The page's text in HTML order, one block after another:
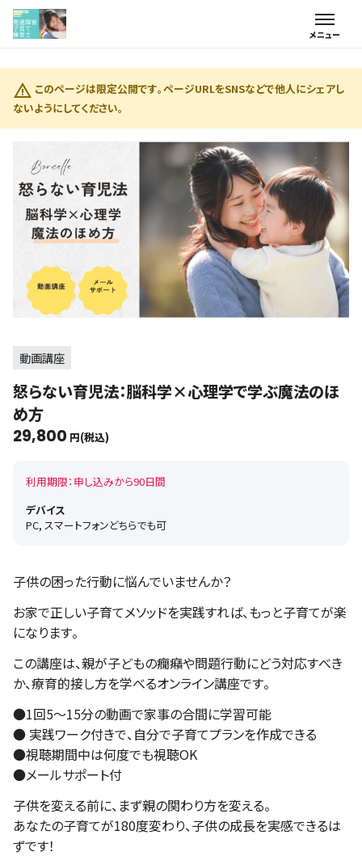
このページは限定公開です。ページURLをSNSなどで他人にシェアし
ないようにしてください。
動画講座
怒らない育児法：脳科学×心理学で学ぶ魔法のほ
め方
29,800 円(税込)
利用期限：申し込みから90日間
デバイス
PC, スマートフォンどちらでも可
子供の困った行動に悩んでいませんか？
お家で正しい子育てメソッドを実践すれば、もっと子育てが楽
になります。
この講座は、親が子どもの癇癪や問題行動にどう対応すべき
か、療育的接し方を学べるオンライン講座です。
●1回5～15分の動画で家事の合間に学習可能
● 実践ワーク付きで、自分で子育てプランを作成できる
●視聴期間中は何度でも視聴OK
●メールサポート付
子供を変える前に、まず親の関わり方を変える。
あなたの子育てが180度変わり、子供の成長を実感できるは
ずです！